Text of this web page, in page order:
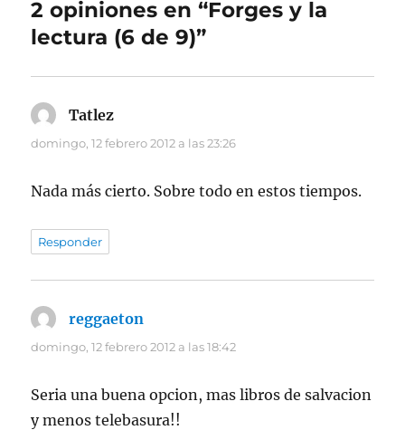
2 opiniones en “Forges y la
lectura (6 de 9)”
Tatlez
domingo, 12 febrero 2012 a las 23:26
Nada más cierto. Sobre todo en estos tiempos.
Responder
reggaeton
domingo, 12 febrero 2012 a las 18:42
Seria una buena opcion, mas libros de salvacion
y menos telebasura!!